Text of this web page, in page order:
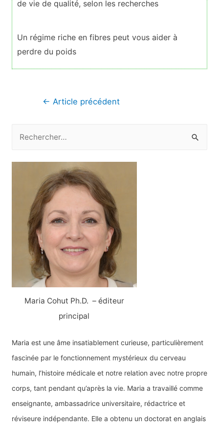
de vie de qualité, selon les recherches
Un régime riche en fibres peut vous aider à
perdre du poids
Navigation
l’article
← Article précédent
c
Maria Cohut Ph.D. – éditeur
principal
Maria est une âme insatiablement curieuse, particulièrement
fascinée par le fonctionnement mystérieux du cerveau
humain, l’histoire médicale et notre relation avec notre propre
corps, tant pendant qu’après la vie. Maria a travaillé comme
enseignante, ambassadrice universitaire, rédactrice et
réviseure indépendante. Elle a obtenu un doctorat en anglais